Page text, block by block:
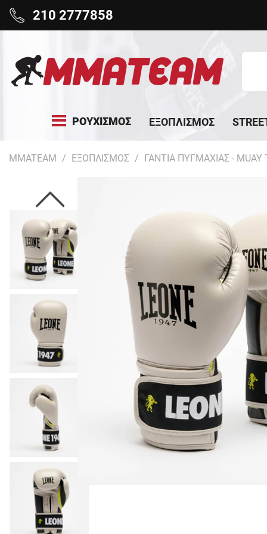
210 2777858
ΡΟΥΧΙΣΜΟΣ ΕΞΟΠΛΙΣΜΟΣ
MMATEAM ΕΞΟΠΛΙΣΜΟΣ ΓΑΝΤΙΑ ΠΥΓΜΑΧΙΑΣ - MUAY